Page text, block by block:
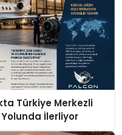
Türkiye Merkezli
İlerliyor